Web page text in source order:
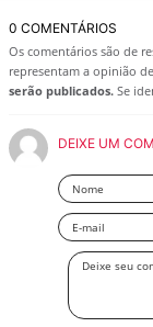
0 COMENTÁRIOS
Os comentários são de
representam a opinião
serão publicados. Se
DEIXE UM
Nome
Email
Deixe